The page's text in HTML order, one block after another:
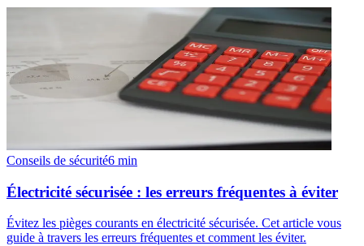
Conseils de sécurité6 min
Électricité sécurisée : les erreurs fréquentes à éviter
Évitez les pièges courants en électricité sécurisée. Cet article vous
guide à travers les erreurs fréquentes et comment les éviter.